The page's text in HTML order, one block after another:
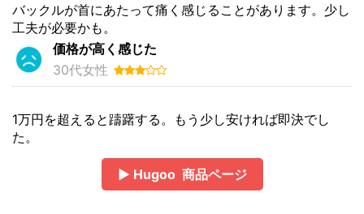
バックルが首にあたって痛く感じることがあります。少し
工夫が必要かも。
価格が高く感じた
30代女性
1万円を超えると躊躇する。もう少し安ければ即決でし
た。
▶ Hugoo 商品ページ